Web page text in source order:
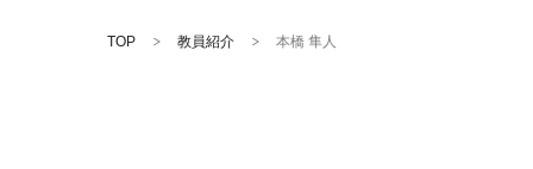
TOP 教員紹介 本橋 隼人